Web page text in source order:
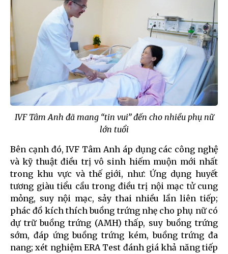
IVF Tâm Anh đã mang “tin vui” đến cho nhiều phụ nữ
lớn tuổi
Bên cạnh đó, IVF Tâm Anh áp dụng các công nghệ
và kỹ thuật điều trị vô sinh hiếm muộn mới nhất
trong khu vực và thế giới, như: Ứng dụng huyết
tương giàu tiểu cầu trong điều trị nội mạc tử cung
mỏng, suy nội mạc, sảy thai nhiều lần liên tiếp;
phác đồ kích thích buồng trứng nhẹ cho phụ nữ có
dự trữ buồng trứng (AMH) thấp, suy buồng trứng
sớm, đáp ứng buồng trứng kém, buồng trứng đa
nang; xét nghiệm ERA Test đánh giá khả năng tiếp